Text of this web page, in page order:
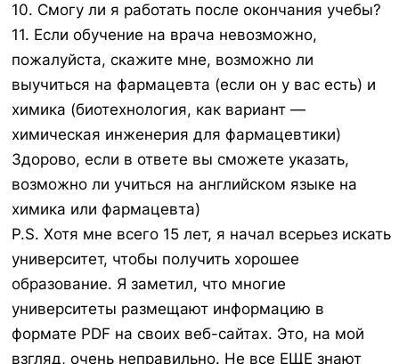
10. Смогу ли я работать после окончания учебы?
11. Если обучение на врача невозможно,
пожалуйста, скажите мне, возможно ли
выучиться на фармацевта (если он у вас есть) и
химика (биотехнология, как вариант —
химическая инженерия для фармацевтики)
Здорово, если в ответе вы сможете указать,
возможно ли учиться на английском языке на
химика или фармацевта)
P.S. Хотя мне всего 15 лет, я начал всерьез искать
университет, чтобы получить хорошее
образование. Я заметил, что многие
университеты размещают информацию в
формате PDF на своих веб-сайтах. Это, на мой
взгляд, очень неправильно. Не все ЕЩЕ знают